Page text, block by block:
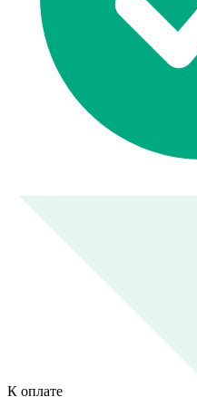
К оплате